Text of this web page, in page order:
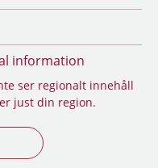
information
ser regionalt innehåll
just din region.